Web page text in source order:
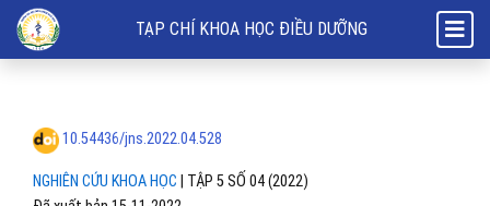
Đánh giá thay đổi tuân thủ điều trị của người bệnh tăng huyết áp
TẠP CHÍ KHOA HỌC ĐIỀU DƯỠNG
NGHIÊN CỨU KHOA HỌC TẬP 5 SỐ 04 (2022)
10.54436/jns.2022.04.528